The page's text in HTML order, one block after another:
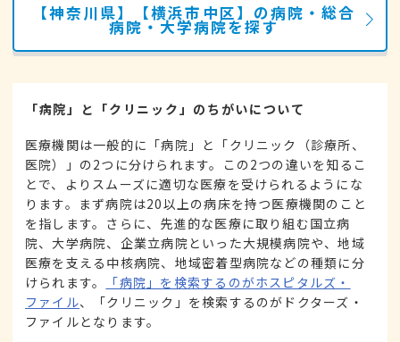
【神奈川県】【横浜市中区】の病院・総合
病院・大学病院を探す
「病院」と「クリニック」のちがいについて
医療機関は一般的に「病院」と「クリニック（診療所、
医院）」の2つに分けられます。この2つの違いを知るこ
とで、よりスムーズに適切な医療を受けられるようにな
ります。まず病院は20以上の病床を持つ医療機関のこと
を指します。さらに、先進的な医療に取り組む国立病
院、大学病院、企業立病院といった大規模病院や、地域
医療を支える中核病院、地域密着型病院などの種類に分
けられます。
「病院」を検索するのがホスピタルズ・
ファイル、「クリニック」を検索するのがドクターズ・
ファイルとなります。